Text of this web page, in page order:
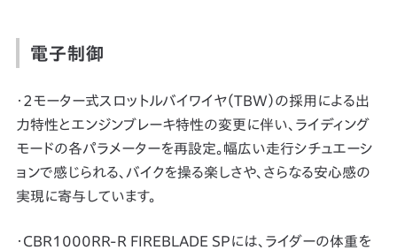
電子制御
・2モーター式スロットルバイワイヤ（TBW）の採用による出
力特性とエンジンブレーキ特性の変更に伴い、ライディング
モードの各パラメーターを再設定。幅広い走行シチュエーシ
ョンで感じられる、バイクを操る楽しさや、さらなる安心感の
実現に寄与しています。
・CBR1000RR-R FIREBLADE SPには、ライダーの体重を